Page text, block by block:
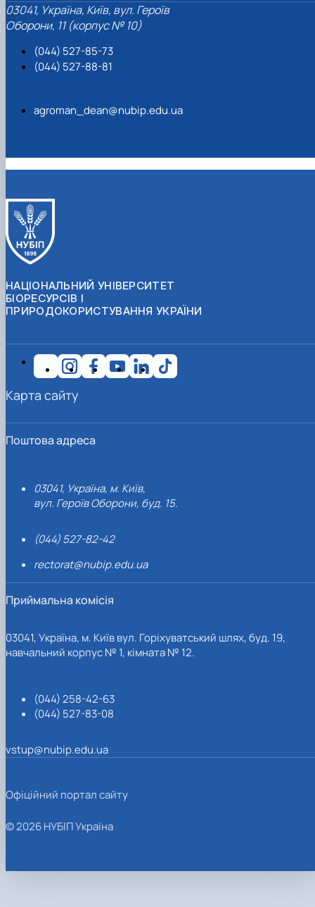
03041, Україна, Київ, вул. Героїв
Оборони, 11 (корпус № 10)
(044) 527-85-73
(044) 527-88-81
agroman_dean@nubip.edu.ua
НАЦІОНАЛЬНИЙ УНІВЕРСИТЕТ
БІОРЕСУРСІВ І
ПРИРОДОКОРИСТУВАННЯ УКРАЇНИ
Поштова адреса
03041, Україна, м. Київ,
вул. Героїв Оборони, буд. 15.
(044) 527-82-42
rectorat@nubip.edu.ua
Приймальна комісія
03041, Україна, м. Київ вул. Горіхуватський шлях, буд. 19,
навчальний корпус № 1, кімната № 12.
(044) 258-42-63
(044) 527-83-08
vstup@nubip.edu.ua
Карта сайту
Офіційний портал сайту
© 2026 НУБІП Україна